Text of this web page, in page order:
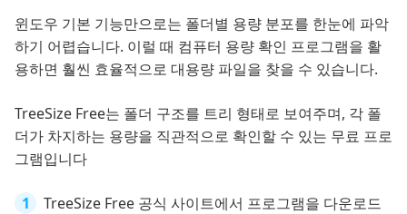
윈도우 기본 기능만으로는 폴더별 용량 분포를 한눈에 파악
하기 어렵습니다. 이럴 때 컴퓨터 용량 확인 프로그램을 활
용하면 훨씬 효율적으로 대용량 파일을 찾을 수 있습니다.
TreeSize Free는 폴더 구조를 트리 형태로 보여주며, 각 폴
더가 차지하는 용량을 직관적으로 확인할 수 있는 무료 프로
그램입니다
TreeSize Free 공식 사이트에서 프로그램을 다운로드